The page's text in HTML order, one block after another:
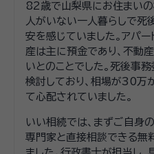
82歳で山梨県にお住まいの
人がいない一人暮らしで死
安を感じていました。アパー
産は主に預金であり、不動
いとのことでした。死後事
検討しており、相場が30万
て心配されていました。
いい相続では、まずご自身
専門家と直接相談できる無